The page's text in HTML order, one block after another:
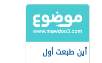
أين طبعت أول